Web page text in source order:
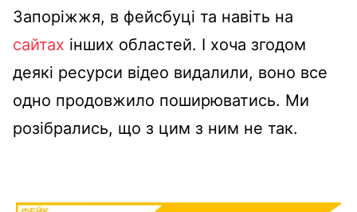
Запоріжжя, в фейсбуці та навіть на
сайтах інших областей. І хоча згодом
деякі ресурси відео видалили, воно все
одно продовжило поширюватись. Ми
розібрались, що з цим з ним не так.